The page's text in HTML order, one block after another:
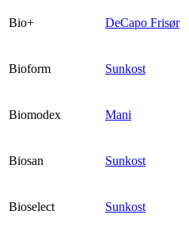
Bio+ DeCapo Frisør
Bioform Sunkost
Biomodex Mani
Biosan Sunkost
Bioselect Sunkost